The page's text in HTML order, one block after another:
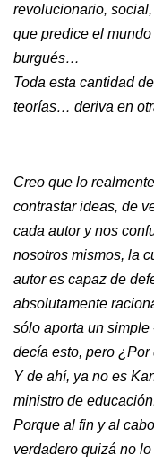
revolucionario,
que predice el
burgués…
Toda esta cantidad
teorías… deriva en
Creo que lo
contrastar ideas, de
cada autor y nos
nosotros mismos, la
autor es capaz de
absolutamente
sólo aporta un
decía esto, pero
Y de ahí, ya no es
ministro de
Porque al fin y al
verdadero quizá no